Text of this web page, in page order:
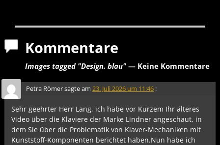
Kommentare
Images tagged "Design. blau"— Keine Kommentare
Petra Römersagte am 23. Juli 2026 um 11:46 :
Sehr geehrter Herr Lang, ich habe vor Kurzem Ihr älteres
Video über die Klaviere der Marke Lindner angeschaut, in
dem Sie über die Problematik von Klaver-Mechaniken mit
Kunststoff-Komponenten berichtet haben.Nun habe ich